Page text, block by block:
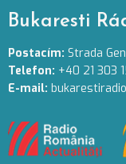
Bukaresti
Postacím: Strada
Telefon: +40 21 303
E-mail: